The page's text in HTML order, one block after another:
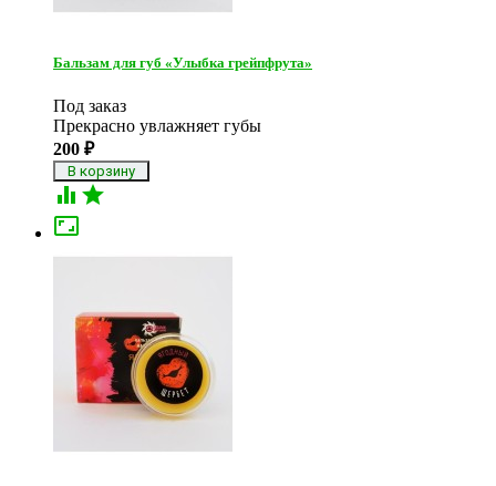
Бальзам для губ «Улыбка грейпфрута»
Под заказ
Прекрасно увлажняет губы
200 ₽
 
